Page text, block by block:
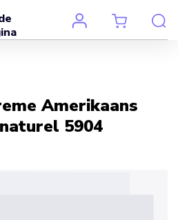
Amerikaans
5904